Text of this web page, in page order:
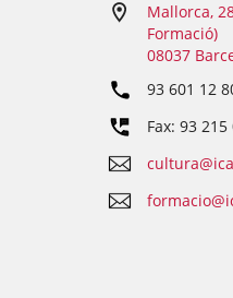
Mallorca,
Formació)
08037
93 601 12
Fax: 93 215